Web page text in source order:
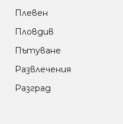
Плевен
Пловдив
Пътуване
Развлечения
Разград